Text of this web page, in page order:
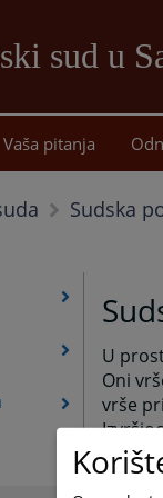
sud u
Vaša pitanja
Sudska
U
Oni
vrše